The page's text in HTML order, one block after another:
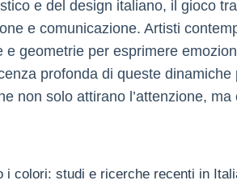
e del design italiano, il gioco
e comunicazione. Artisti
e geometrie per esprimere
profonda di queste
non solo attirano l’attenzione,
i colori: studi e ricerche recenti in